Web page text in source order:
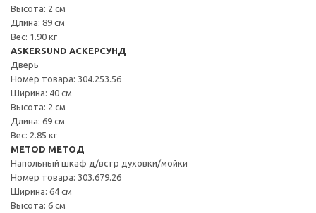
Высота: 2 см
Длина: 89 см
Вес: 1.90 кг
ASKERSUND АСКЕРСУНД
Дверь
Номер товара: 304.253.56
Ширина: 40 см
Высота: 2 см
Длина: 69 см
Вес: 2.85 кг
METOD МЕТОД
Напольный шкаф д/встр духовки/мойки
Номер товара: 303.679.26
Ширина: 64 см
Высота: 6 см